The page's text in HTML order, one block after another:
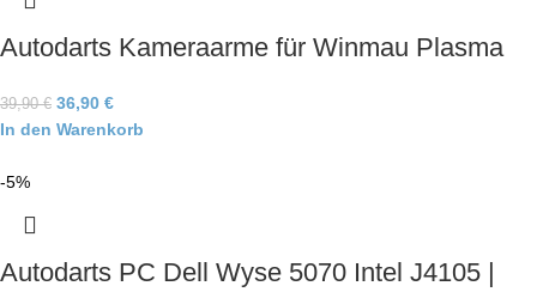
Autodarts Kameraarme für Winmau Plasma
39,90€ 36,90 €
In den Warenkorb
-5%
Autodarts PC Dell Wyse 5070 Intel J4105 |